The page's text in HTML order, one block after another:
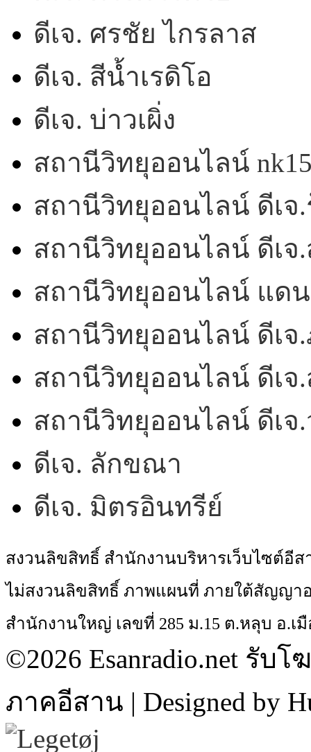
ดีเจ. ศรชัย ไกรลาส
ดีเจ. สีน้ำเรดิโอ
ดีเจ. บ่าวเผิ่ง
สถานีวิทยุออนไลน์
สถานีวิทยุออนไลน์ ดีเจ
สถานีวิทยุออนไลน์ ดีเ
สถานีวิทยุออนไลน์ แดน
สถานีวิทยุออนไลน์ ดีเจ
สถานีวิทยุออนไลน์ ดีเจ
สถานีวิทยุออนไลน์ ดีเ
ดีเจ. ลักขณา
ดีเจ. มิตรอินทรีย์
สงวนลิขสิทธิ์ สำนักงานบริหารเว็บไซต์อีส
ไม่สงวนลิขสิทธิ์ ภาพแผนที่ ภายใต้สัญญ
สำนักงานใหญ่ เลขที่ 285 ม.15 ต.หลุบ อ.เ
©2026 Esanradio.net รับ
ภาคอีสาน | Designed by